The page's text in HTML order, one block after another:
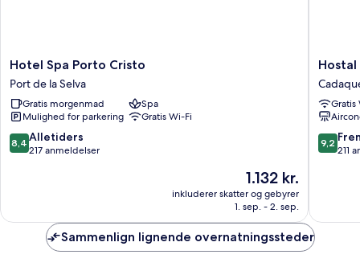
Hotel
Spa
Porto
Cristo
Port
de
la
Hotel Spa Porto Cristo
Port de la Selva
Gratis morgenmad
Spa
Mulighed for parkering
Gratis Wi-Fi
8.4
ud
anmeldelser
8,4 Alletiders
217 anmeldelser
Prisen
1.132 kr.
1.132 kr.
inkluderer skatter og gebyrer
1. sep. - 2. sep.
Hostal
Marina
Hostal
Gratis
9.2
ud
9,2
211
Sammenlign lignende overnatningssteder